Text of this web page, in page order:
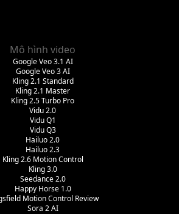
Mô hình video
Google Veo 3.1 AI
Google Veo 3 AI
Kling 2.1 Standard
Kling 2.1 Master
Kling 2.5 Turbo Pro
Vidu 2.0
Vidu Q1
Vidu Q3
Hailuo 2.0
Hailuo 2.3
Kling 2.6 Motion Control
Kling 3.0
Seedance 2.0
Happy Horse 1.0
Motion Control Review
Sora 2 AI